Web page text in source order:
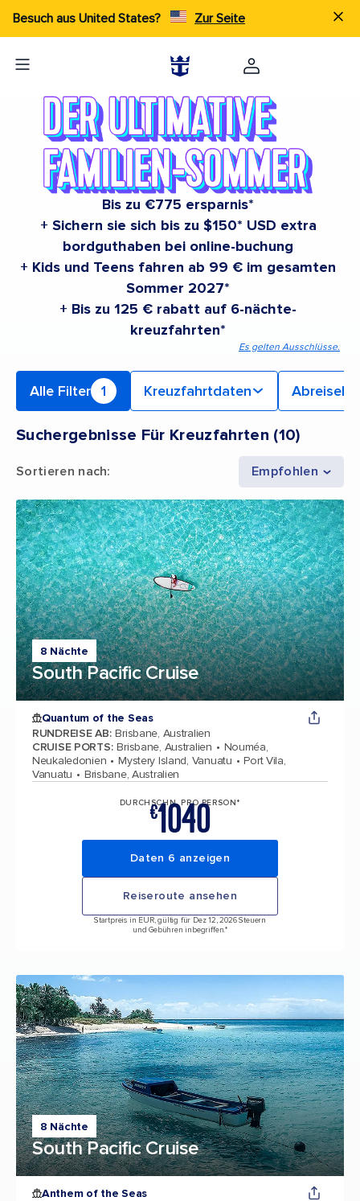
Besuch aus United States? Zur Seite
Bis zu €775 ersparnis*
+ Sichern sie sich bis zu $150* USD extra
bordguthaben bei online-buchung
+ Kids und Teens fahren ab 99 € im gesamten
Sommer 2027*
+ Bis zu 125 € rabatt auf 6-nächte-
kreuzfahrten*
Es gelten Ausschlüsse.
Alle Filter 1 Kreuzfahrtdaten
Suchergebnisse Für Kreuzfahrten (10)
Sortieren nach: Empfohlen
8 Nächte
South Pacific Cruise
Quantum of the Seas
RUNDREISE AB: Brisbane, Australien
CRUISE PORTS: Brisbane, Australien
Nouméa,
Neukaledonien
Mystery Island, Vanuatu
Port Vila,
Vanuatu
Brisbane, Australien
DURCHSCHN. PRO PERSON*
€1040
Daten 6 anzeigen
Reiseroute ansehen
Startpreis in EUR, gültig für Dez 12, 2026 Steuern
und Gebühren inbegriffen.*
8 Nächte
South Pacific Cruise
Anthem of the Seas